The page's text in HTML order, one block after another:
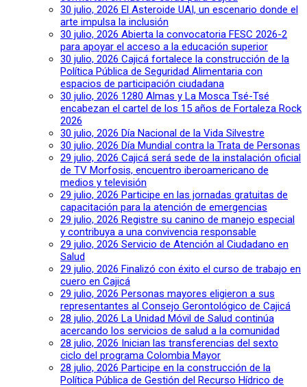
30 julio, 2026 El Asteroide UAI, un escenario donde el
arte impulsa la inclusión
30 julio, 2026 Abierta la convocatoria FESC 2026-2
para apoyar el acceso a la educación superior
30 julio, 2026 Cajicá fortalece la construcción de la
Política Pública de Seguridad Alimentaria con
espacios de participación ciudadana
30 julio, 2026 1280 Almas y La Mosca Tsé-Tsé
encabezan el cartel de los 15 años de Fortaleza Rock
2026
30 julio, 2026 Día Nacional de la Vida Silvestre
30 julio, 2026 Día Mundial contra la Trata de Personas
29 julio, 2026 Cajicá será sede de la instalación oficial
de TV Morfosis, encuentro iberoamericano de
medios y televisión
29 julio, 2026 Participe en las jornadas gratuitas de
capacitación para la atención de emergencias
29 julio, 2026 Registre su canino de manejo especial
y contribuya a una convivencia responsable
29 julio, 2026 Servicio de Atención al Ciudadano en
Salud
29 julio, 2026 Finalizó con éxito el curso de trabajo en
cuero en Cajicá
29 julio, 2026 Personas mayores eligieron a sus
representantes al Consejo Gerontológico de Cajicá
28 julio, 2026 La Unidad Móvil de Salud continúa
acercando los servicios de salud a la comunidad
28 julio, 2026 Inician las transferencias del sexto
ciclo del programa Colombia Mayor
28 julio, 2026 Participe en la construcción de la
Política Pública de Gestión del Recurso Hídrico de